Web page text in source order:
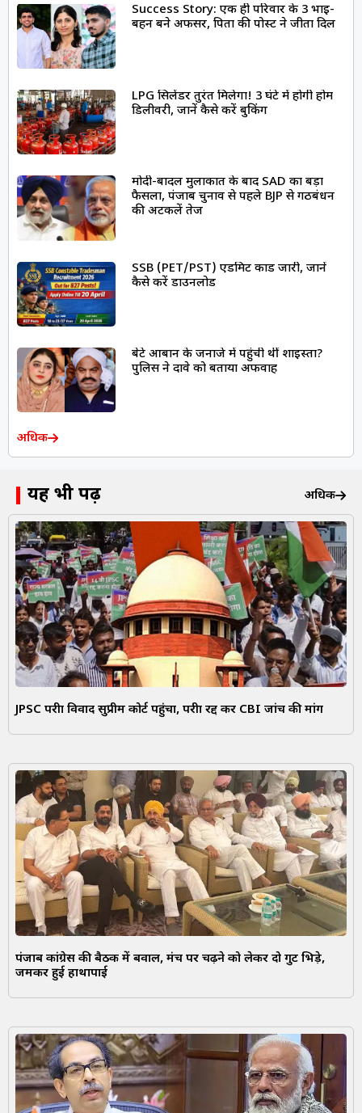
Success Story: एक ही परिवार के 3 भाई-
बहन बने अफसर, पिता की पोस्ट ने जीता दिल
LPG सिलेंडर तुरंत मिलेगा! 3 घंटे में होगी होम
डिलीवरी, जानें कैसे करें बुकिंग
मोदी-बादल मुलाकात के बाद SAD का बड़ा
फैसला, पंजाब चुनाव से पहले BJP से गठबंधन
की अटकलें तेज
SSB (PET/PST) एडमिट कार्ड जारी, जानें
कैसे करें डाउनलोड
बेटे आबान के जनाजे में पहुंची थीं शाइस्ता?
पुलिस ने दावे को बताया अफवाह
अधिक
यह भी पढ़ें अधिक
JPSC परीक्षा विवाद सुप्रीम कोर्ट पहुंचा, परीक्षा रद्द कर CBI जांच की मांग
पंजाब कांग्रेस की बैठक में बवाल, मंच पर चढ़ने को लेकर दो गुट भिड़े,
जमकर हुई हाथापाई